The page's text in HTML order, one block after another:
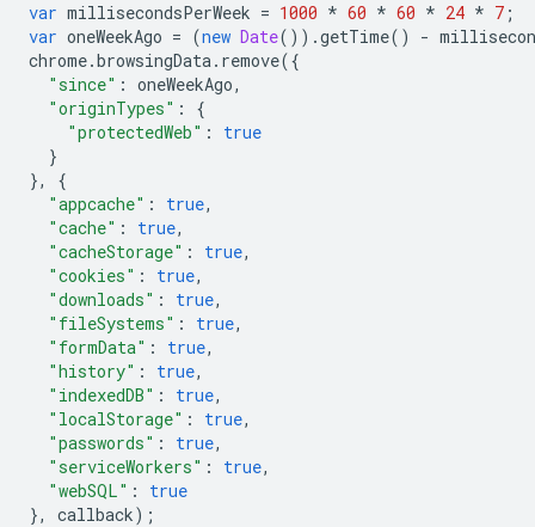
var millisecondsPerWeek = 1000 * 60 * 60 * 24 * 7 ;
var oneWeekAgo = (new Date()).getTime() -
chrome.browsingData. remove({
"since" : oneWeekAgo,
"originTypes" :
{
"protectedWeb" :
true
}
},
{
"appcache" : true,
"cache" : true,
"cacheStorage" : true,
"cookies" : true,
"downloads" : true,
"fileSystems" : true,
"formData" : true,
"history" : true,
"indexedDB" : true,
"localStorage" : true,
"passwords" : true,
"serviceWorkers" : true,
"webSQL" :
true
},
callback);